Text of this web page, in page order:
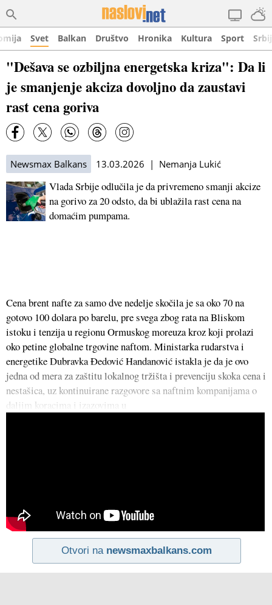
Svet Balkan Društvo Hronika Kultura Sport
"Dešava se ozbiljna energetska kriza": Da li
je smanjenje akciza dovoljno da zaustavi
rast cena goriva
Newsmax Balkans 13.03.2026 | Nemanja Lukić
Vlada Srbije odlučila je da privremeno smanji akcize
na gorivo za 20 odsto, da bi ublažila rast cena na
domaćim pumpama.
Cena brent nafte za samo dve nedelje skočila je sa oko 70 na
gotovo 100 dolara po barelu, pre svega zbog rata na Bliskom
istoku i tenzija u regionu Ormuskog moreuza kroz koji prolazi
oko petine globalne trgovine naftom. Ministarka rudarstva i
energetike Dubravka Đedović Handanović istakla je da je ovo
jedna od mera za zaštitu lokalnog tržišta i prevenciju skoka cena i
nestašica, uz kontinuirane razgovore sa naftnim kompanijama o
daljim koracima i izazovima u
Otvori na newsmaxbalkans.com